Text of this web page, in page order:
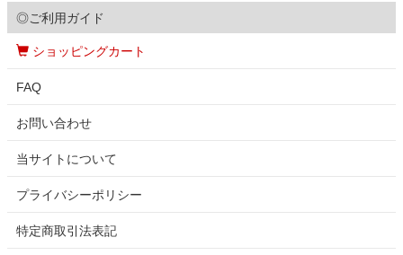
◎ご利用ガイド
ショッピングカート
FAQ
お問い合わせ
当サイトについて
プライバシーポリシー
特定商取引法表記